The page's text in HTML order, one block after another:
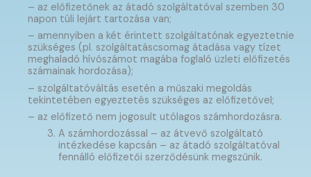
– az előfizetőnek az átadó szolgáltatóval szemben 30
napon túli lejárt tartozása van;
– amennyiben a két érintett szolgáltatónak egyeztetnie
szükséges (pl. szolgáltatáscsomag átadása vagy tízet
meghaladó hívószámot magába foglaló üzleti előfizetés
számainak hordozása);
– szolgáltatóváltás esetén a műszaki megoldás
tekintetében egyeztetés szükséges az előfizetővel;
– az előfizető nem jogosult utólagos számhordozásra.
A számhordozással – az átvevő szolgáltató
intézkedése kapcsán – az átadó szolgáltatóval
fennálló előfizetői szerződésünk megszűnik.